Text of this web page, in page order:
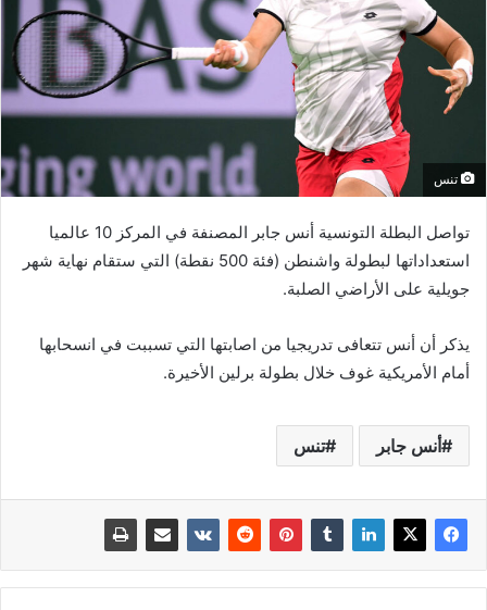
تنس
تواصل البطلة التونسية أنس جابر المصنفة في المركز 10 عالميا
استعداداتها لبطولة واشنطن (فئة 500 نقطة) التي ستقام نهاية شهر
جويلية على الأراضي الصلبة.
يذكر أن أنس تتعافى تدريجيا من اصابتها التي تسببت في انسحابها
أمام الأمريكية غوف خلال بطولة برلين الأخيرة.
أنس جابر تنس